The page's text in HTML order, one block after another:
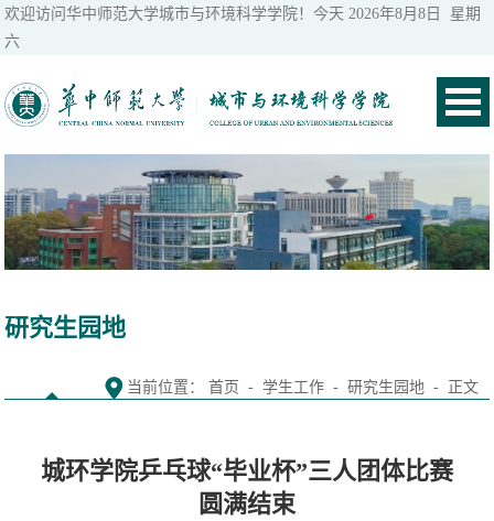
欢迎访问华中师范大学城市与环境科学学院！今天 2026年8月8日 星期
六
研究生园地
当前位置： 首页 - 学生工作- 研究生园地- 正文
城环学院乒乓球“毕业杯”三人团体比赛
圆满结束